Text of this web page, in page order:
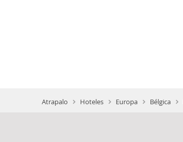
Atrapalo Hoteles Europa Bélgica